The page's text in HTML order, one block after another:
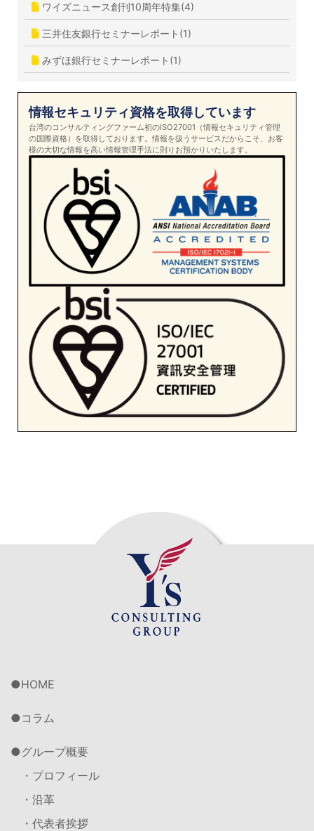
ワイズニュース創刊10周年特集(4)
三井住友銀行セミナーレポート(1)
みずほ銀行セミナーレポート(1)
情報セキュリティ資格を取得しています
台湾のコンサルティングファーム初のISO27001（情報セキュリティ管理
の国際資格）を取得しております。情報を扱うサービスだからこそ、お客
様の大切な情報を高い情報管理手法に則りお預かりいたします。
HOME
コラム
グループ概要
・プロフィール
・沿革
・代表者挨拶